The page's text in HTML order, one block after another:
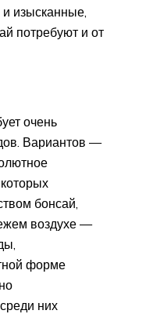
изысканные,
потребуют и от
очень
Вариантов —
бонсай,
воздухе —
форме
них